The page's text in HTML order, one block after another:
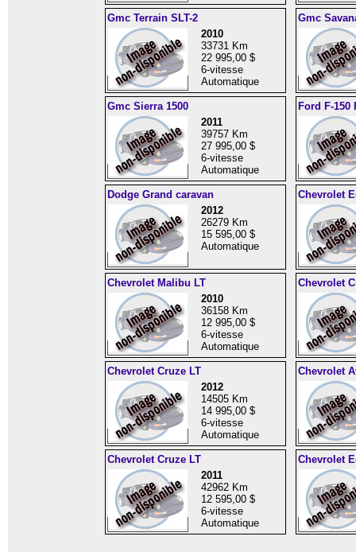
Gmc Terrain SLT-2
2010
33731 Km
22 995,00 $
6-vitesse
Automatique
Gmc
Gmc Sierra 1500
2011
39757 Km
27 995,00 $
6-vitesse
Automatique
Ford F-150
Dodge Grand caravan
2012
26279 Km
15 595,00 $
Automatique
Chevrolet
Chevrolet Malibu LT
2010
36158 Km
12 995,00 $
6-vitesse
Automatique
Chevrolet
Chevrolet Cruze LT
2012
14505 Km
14 995,00 $
6-vitesse
Automatique
Chevrolet
Chevrolet Cruze LT
2011
42962 Km
12 595,00 $
6-vitesse
Automatique
Chevrolet